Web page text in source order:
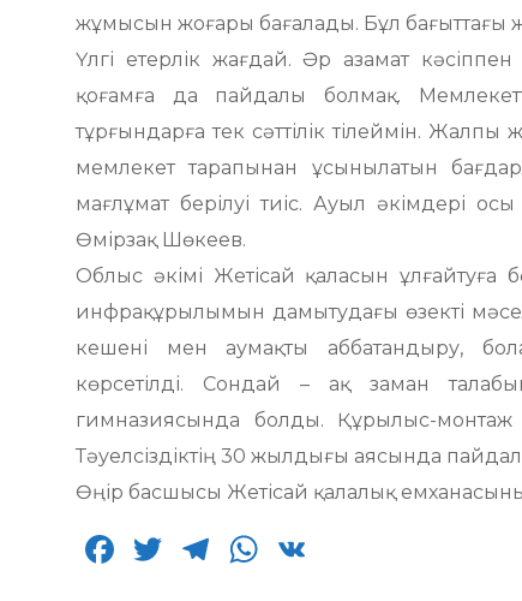
жұмысын жоғары бағалады. Бұл бағыттағы
Үлгі етерлік жағдай. Әр азамат
қоғамға да пайдалы болмақ.
тұрғындарға тек сәттілік тілеймін.
мемлекет тарапынан ұсынылатын
мағлұмат берілуі тиіс. Ауыл әкімдері
Өмірзақ Шөкеев.
Облыс әкімі Жетісай қаласын
инфрақұрылымын дамытудағы өзекті
кешені мен аумақты аббатандыру,
көрсетілді. Сондай – ақ заман
гимназиясында болды. Құрылыс-
Тәуелсіздіктің 30 жылдығы аясында
Өңір басшысы Жетісай қалалық
F
T
T
W